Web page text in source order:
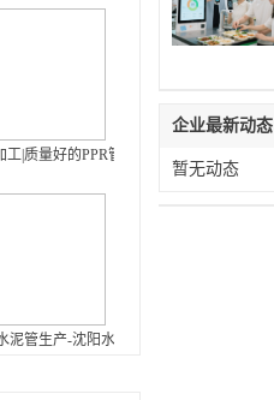
干燥三合一设备厂家
pvc厂家
工|质量好的PPR管件哪里有供应
泥管生产-沈阳水泥管厂家
企业最新动态
暂无动态